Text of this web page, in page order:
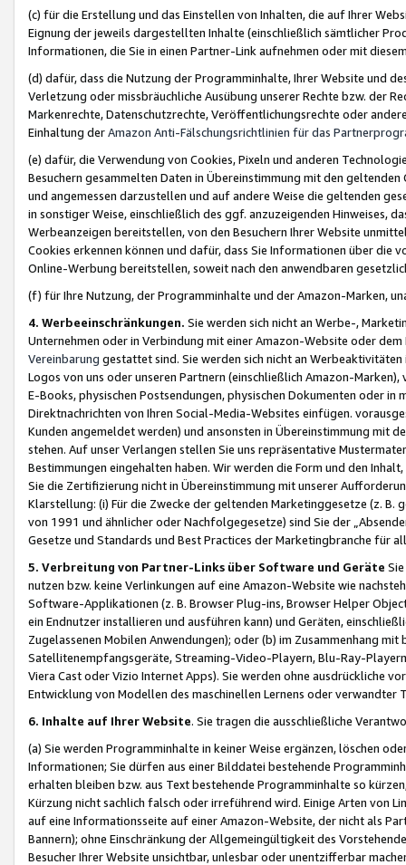
(c) für die Erstellung und das Einstellen von Inhalten, die auf Ihrer
Eignung der jeweils dargestellten Inhalte (einschließlich sämtlicher
Informationen, die Sie in einen Partner-Link aufnehmen oder mit
(d) dafür, dass die Nutzung der Programminhalte, Ihrer Website und
Verletzung oder missbräuchliche Ausübung unserer Rechte bzw. der
Markenrechte, Datenschutzrechte, Veröffentlichungsrechte oder
Einhaltung derAmazon Anti-Fälschungsrichtlinien für das
(e) dafür, die Verwendung von Cookies, Pixeln und anderen
Besuchern gesammelten Daten in Übereinstimmung mit den
und angemessen darzustellen und auf andere Weise die geltenden
in sonstiger Weise, einschließlich des ggf. anzuzeigenden Hinweises,
Werbeanzeigen bereitstellen, von den Besuchern Ihrer Website
Cookies erkennen können und dafür, dass Sie Informationen über die
Online-Werbung bereitstellen, soweit nach den anwendbaren
(f) für Ihre Nutzung, der Programminhalte und der Amazon-Marken,
4. Werbeeinschränkungen. Sie werden sich nicht an Werbe-,
Unternehmen oder in Verbindung mit einer Amazon-Website oder
Vereinbarung gestattet sind. Sie werden sich nicht an
Logos von uns oder unseren Partnern (einschließlich Amazon-
E-Books, physischen Postsendungen, physischen Dokumenten oder in
Direktnachrichten von Ihren Social-Media-Websites einfügen.
Kunden angemeldet werden) und ansonsten in Übereinstimmung mit
stehen. Auf unser Verlangen stellen Sie uns repräsentative
Bestimmungen eingehalten haben. Wir werden die Form und den
Sie die Zertifizierung nicht in Übereinstimmung mit unserer
Klarstellung: (i) Für die Zwecke der geltenden Marketinggesetze (z. B.
von 1991 und ähnlicher oder Nachfolgegesetze) sind Sie der
Gesetze und Standards und Best Practices der Marketingbranche für
5. Verbreitung von Partner-Links über Software und Geräte
nutzen bzw. keine Verlinkungen auf eine Amazon-Website wie
Software-Applikationen (z. B. Browser Plug-ins, Browser Helper
ein Endnutzer installieren und ausführen kann) und Geräten,
Zugelassenen Mobilen Anwendungen); oder (b) im Zusammenhang
Satellitenempfangsgeräte, Streaming-Video-Playern, Blu-Ray-
Viera Cast oder Vizio Internet Apps). Sie werden ohne ausdrückliche
Entwicklung von Modellen des maschinellen Lernens oder
6. Inhalte auf Ihrer Website. Sie tragen die ausschließliche
(a) Sie werden Programminhalte in keiner Weise ergänzen, löschen
Informationen; Sie dürfen aus einer Bilddatei bestehende
erhalten bleiben bzw. aus Text bestehende Programminhalte so
Kürzung nicht sachlich falsch oder irreführend wird. Einige Arten von
auf eine Informationsseite auf einer Amazon-Website, der nicht als
Bannern); ohne Einschränkung der Allgemeingültigkeit des
Besucher Ihrer Website unsichtbar, unlesbar oder unentzifferbar